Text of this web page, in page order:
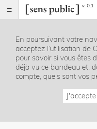
v. 0.1
Index
Rubriques
Essais
En poursuivant votre
acceptez l’utilisation de
pour savoir si vous êtes
déjà vu ce bandeau et,
compte, quels sont vos
J'accepte